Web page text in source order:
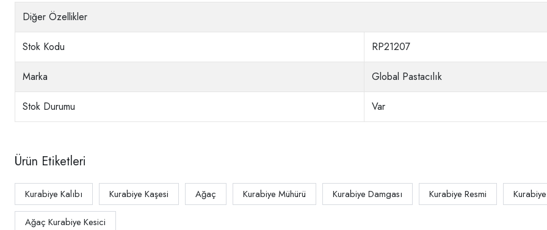
Diğer Özellikler
Stok Kodu RP21207
Marka Global Pastacılık
Stok Durumu Var
Ürün Etiketleri
Kurabiye Kalıbı Kurabiye Kaşesi Ağaç Kurabiye Mühürü Kurabiye Damgası Kurabiye Resmi Kurabiye
Ağaç Kurabiye Kesici